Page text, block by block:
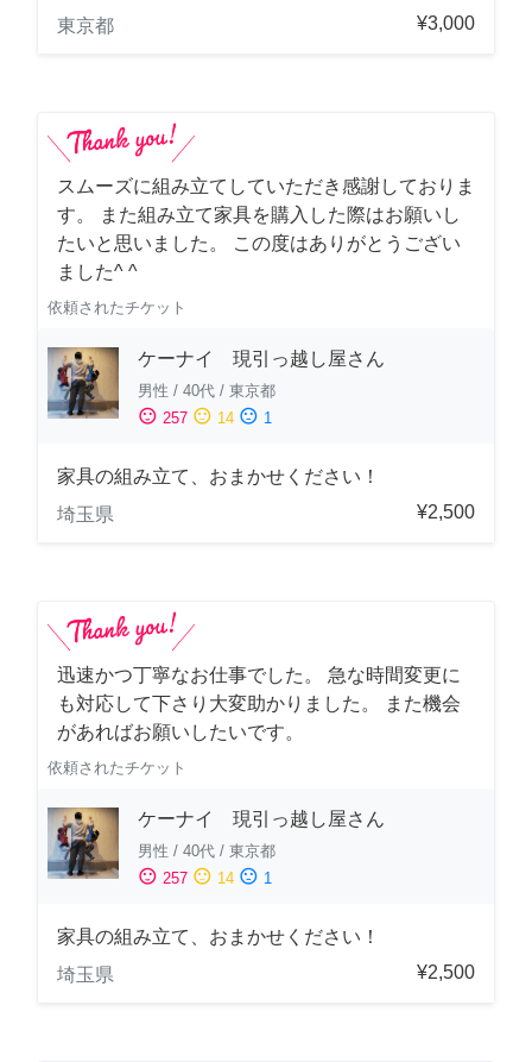
東京都
¥3,000
スムーズに組み立てしていただき感謝しておりま
す。 また組み立て家具を購入した際はお願いし
たいと思いました。 この度はありがとうござい
ました^ ^
依頼されたチケット
ケーナイ 現引っ越し屋さん
男性 / 40代 / 東京都
sentiment_satisfied 257 sentiment_neutral 14 sentiment_dissatisfied 1
家具の組み立て、おまかせください！
埼玉県
¥2,500
迅速かつ丁寧なお仕事でした。 急な時間変更に
も対応して下さり大変助かりました。 また機会
があればお願いしたいです。
依頼されたチケット
ケーナイ 現引っ越し屋さん
男性 / 40代 / 東京都
sentiment_satisfied 257 sentiment_neutral 14 sentiment_dissatisfied 1
家具の組み立て、おまかせください！
埼玉県
¥2,500